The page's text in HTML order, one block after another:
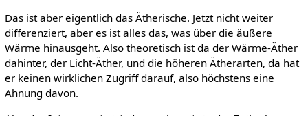
Das ist aber eigentlich das Ätherische. Jetzt nicht weiter
differenziert, aber es ist alles das, was über die äußere
Wärme hinausgeht. Also theoretisch ist da der Wärme-Äther
dahinter, der Licht-Äther, und die höheren Ätherarten, da hat
er keinen wirklichen Zugriff darauf, also höchstens eine
Ahnung davon.